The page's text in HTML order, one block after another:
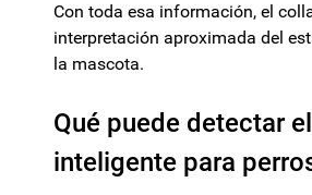
Con toda esa información, el
interpretación aproximada del
la mascota.
Qué puede detectar
inteligente para